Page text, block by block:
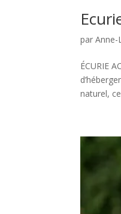
parAnne-
ÉCURIE
naturel,